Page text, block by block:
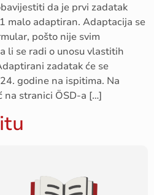
da je prvi zadatak
malo adaptiran. Adaptacija se
pošto nije svim
li se radi o unosu vlastitih
zadatak će se
godine na ispitima. Na
na stranici ÖSD-a […]